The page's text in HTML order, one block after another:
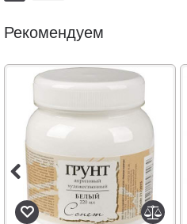
Рекомендуем